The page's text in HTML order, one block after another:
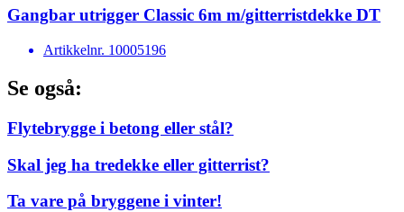
Gangbar utrigger Classic 6m m/gitterristdekke DT
Artikkelnr. 10005196
Se også:
Flytebrygge i betong eller stål?
Skal jeg ha tredekke eller gitterrist?
Ta vare på bryggene i vinter!